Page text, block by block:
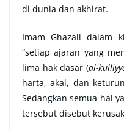
di dunia dan akhirat.
Imam Ghazali dalam
“setiap ajaran yang
lima hak dasar (al-
harta, akal, dan
Sedangkan semua hal
tersebut disebut